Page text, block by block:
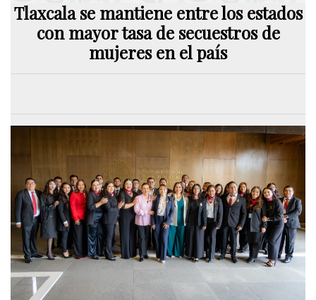
Tlaxcala se mantiene entre los estados
con mayor tasa de secuestros de
mujeres en el país